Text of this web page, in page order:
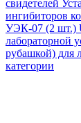
свидетелей
ингибиторов
УЭК-07 (2 шт.)
лабораторной
рубашкой) для
категории